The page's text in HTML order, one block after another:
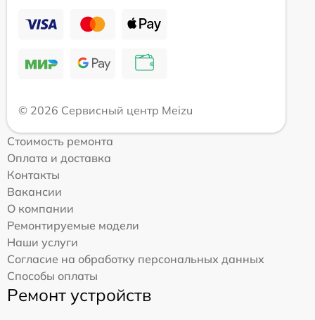
© 2026 Сервисный центр Meizu
Стоимость ремонта
Оплата и доставка
Контакты
Вакансии
О компании
Ремонтируемые модели
Наши услуги
Согласие на обработку персональных данных
Способы оплаты
Ремонт устройств